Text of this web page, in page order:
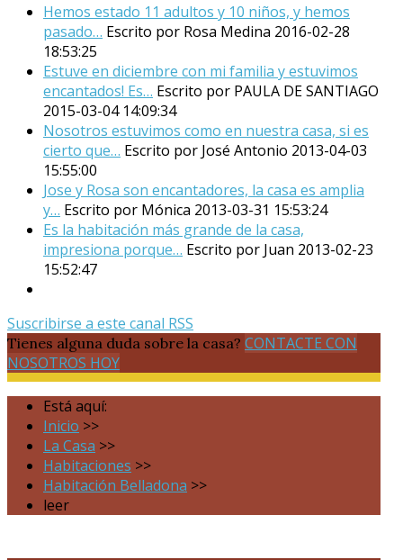
Hemos estado 11 adultos y 10 niños, y hemos
pasado… Escrito por Rosa Medina 2016-02-28
18:53:25
Estuve en diciembre con mi familia y estuvimos
encantados! Es… Escrito por PAULA DE SANTIAGO
2015-03-04 14:09:34
Nosotros estuvimos como en nuestra casa, si es
cierto que… Escrito por José Antonio 2013-04-03
15:55:00
Jose y Rosa son encantadores, la casa es amplia
y… Escrito por Mónica 2013-03-31 15:53:24
Es la habitación más grande de la casa,
impresiona porque… Escrito por Juan 2013-02-23
15:52:47
Suscribirse a este canal RSS
Tienes alguna duda sobre la casa? CONTACTE CON
NOSOTROS HOY
Está aquí:
Inicio >>
La Casa >>
Habitaciones >>
Habitación Belladona >>
leer